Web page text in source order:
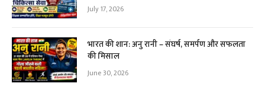
July 17, 2026
भारत की शान: अनु रानी – संघर्ष, समर्पण और सफलता
की मिसाल
June 30, 2026